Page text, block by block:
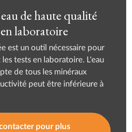
de haute qualité
laboratoire
est un outil nécessaire pour
les tests en laboratoire. L'eau
de tous les minéraux
peut être inférieure à
pour plus